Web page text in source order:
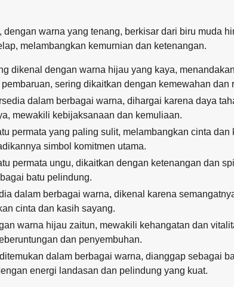
dengan warna yang tenang, berkisar dari biru muda
melambangkan kemurnian dan ketenangan.
dikenal dengan warna hijau yang kaya,
sering dikaitkan dengan kemewahan dan
dalam berbagai warna, dihargai karena daya
mewakili kebijaksanaan dan kemuliaan.
permata yang paling sulit, melambangkan cinta dan
simbol komitmen utama.
permata ungu, dikaitkan dengan ketenangan dan
batu pelindung.
dalam berbagai warna, dikenal karena
cinta dan kasih sayang.
warna hijau zaitun, mewakili kehangatan dan
dan penyembuhan.
dalam berbagai warna, dianggap sebagai
energi landasan dan pelindung yang kuat.